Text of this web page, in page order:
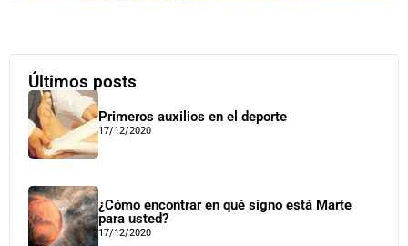
Últimos posts
Primeros auxilios en el deporte
17/12/2020
¿Cómo encontrar en qué signo está Marte
para usted?
17/12/2020